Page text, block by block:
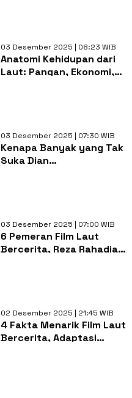
03 Desember 2025 | 08:23 WIB
Anatomi Kehidupan dari
Laut: Pangan, Ekonomi,
03 Desember 2025 | 07:30 WIB
Kenapa Banyak yang Tak
Suka Dian
03 Desember 2025 | 07:00 WIB
6 Pemeran Film Laut
Bercerita, Reza Rahadian
02 Desember 2025 | 21:45 WIB
4 Fakta Menarik Film Laut
Bercerita, Adaptasi